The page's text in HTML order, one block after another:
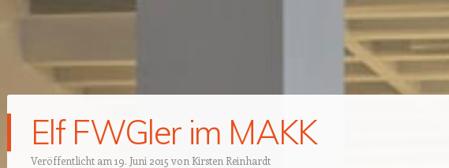
Elf FWGler im MAKK
Veröffentlicht am 19. Juni 2015 von Kirsten Reinhardt